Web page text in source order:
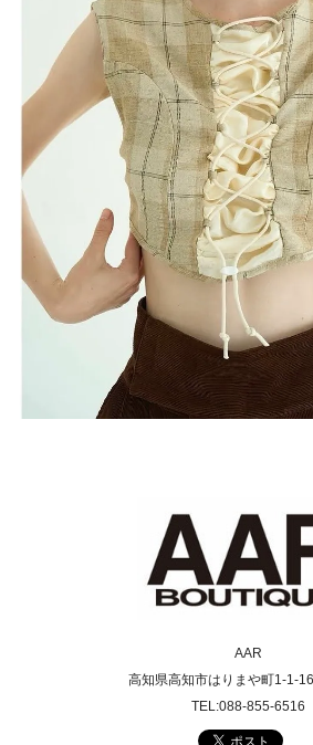
AAR
高知県高知市はりまや町1-1-
TEL:088-855-6516